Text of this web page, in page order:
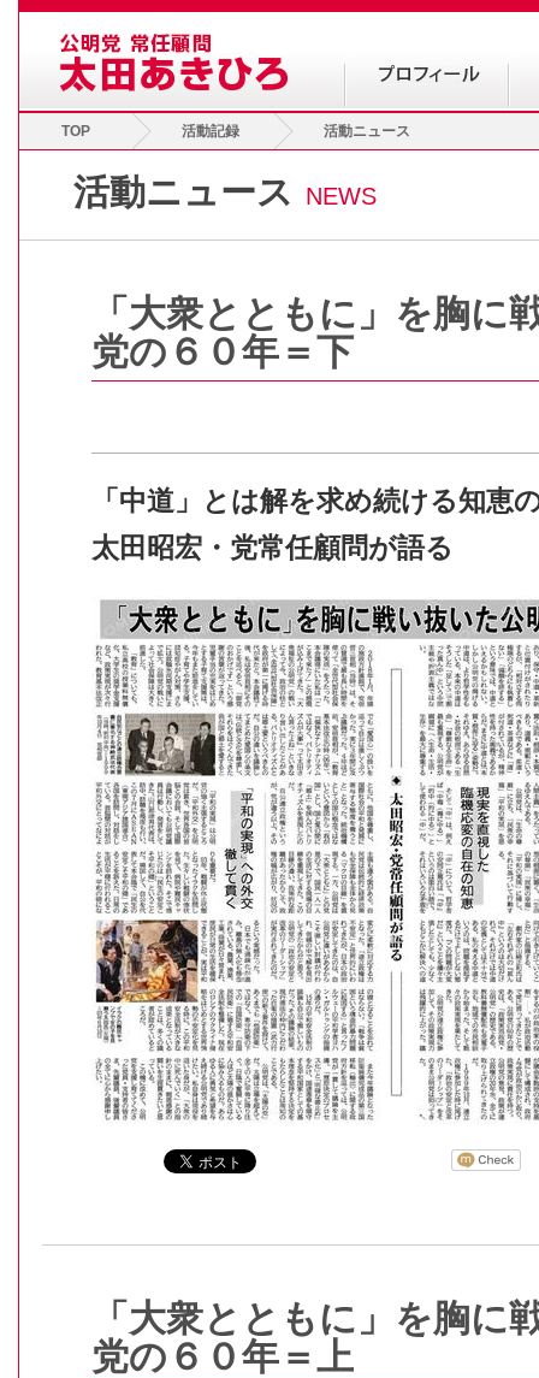
TOP 活動記録 活動ニュース
活動ニュース NEWS
「大衆とともに」を胸に
党の６０年＝下
「中道」とは解を求め続ける知恵
太田昭宏・党常任顧問が語る
「大衆とともに」を胸に
党の６０年＝上